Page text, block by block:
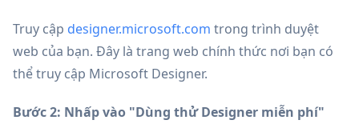
Truy cập designer.microsoft.com trong trình duyệt
web của bạn. Đây là trang web chính thức nơi bạn có
thể truy cập Microsoft Designer.
Bước 2: Nhấp vào "Dùng thử Designer miễn phí"